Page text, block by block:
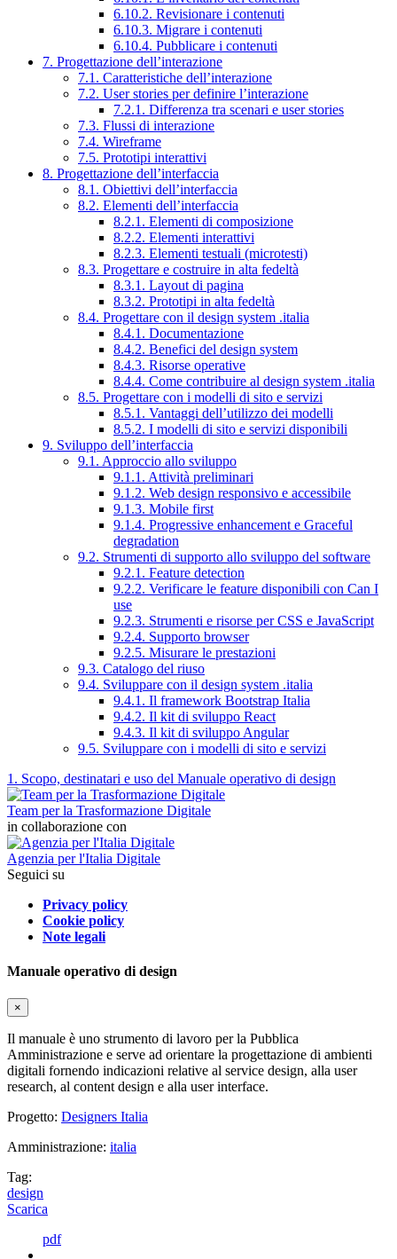
6.10.2. Revisionare i contenuti
6.10.3. Migrare i contenuti
6.10.4. Pubblicare i contenuti
7. Progettazione dell’interazione
7.1. Caratteristiche dell’interazione
7.2. User stories per definire l’interazione
7.2.1. Differenza tra scenari e user stories
7.3. Flussi di interazione
7.4. Wireframe
7.5. Prototipi interattivi
8. Progettazione dell’interfaccia
8.1. Obiettivi dell’interfaccia
8.2. Elementi dell’interfaccia
8.2.1. Elementi di composizione
8.2.2. Elementi interattivi
8.2.3. Elementi testuali (microtesti)
8.3. Progettare e costruire in alta fedeltà
8.3.1. Layout di pagina
8.3.2. Prototipi in alta fedeltà
8.4. Progettare con il design system .italia
8.4.1. Documentazione
8.4.2. Benefici del design system
8.4.3. Risorse operative
8.4.4. Come contribuire al design system .italia
8.5. Progettare con i modelli di sito e servizi
8.5.1. Vantaggi dell’utilizzo dei modelli
8.5.2. I modelli di sito e servizi disponibili
9. Sviluppo dell’interfaccia
9.1. Approccio allo sviluppo
9.1.1. Attività preliminari
9.1.2. Web design responsivo e accessibile
9.1.3. Mobile first
9.1.4. Progressive enhancement e Graceful
degradation
9.2. Strumenti di supporto allo sviluppo del software
9.2.1. Feature detection
9.2.2. Verificare le feature disponibili con Can I
use
9.2.3. Strumenti e risorse per CSS e JavaScript
9.2.4. Supporto browser
9.2.5. Misurare le prestazioni
9.3. Catalogo del riuso
9.4. Sviluppare con il design system .italia
9.4.1. Il framework Bootstrap Italia
9.4.2. Il kit di sviluppo React
9.4.3. Il kit di sviluppo Angular
9.5. Sviluppare con i modelli di sito e servizi
1. Scopo, destinatari e uso del Manuale operativo di design
Team per la Trasformazione Digitale
in collaborazione con
Agenzia per l'Italia Digitale
Seguici su
Privacy policy
Cookie policy
Note legali
Manuale operativo di design
×
Il manuale è uno strumento di lavoro per la Pubblica
Amministrazione e serve ad orientare la progettazione di ambienti
digitali fornendo indicazioni relative al service design, alla user
research, al content design e alla user interface.
Progetto: Designers Italia
Amministrazione: italia
Tag:
design
Scarica
pdf